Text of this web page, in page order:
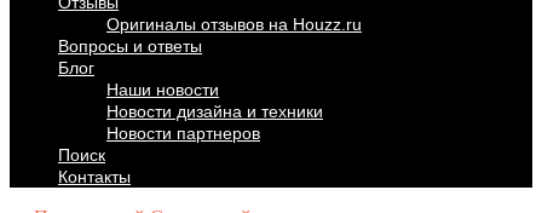
Оригиналы отзывов на Houzz.ru
Вопросы и ответы
Блог
Наши новости
Новости дизайна и техники
Новости партнеров
Поиск
Контакты